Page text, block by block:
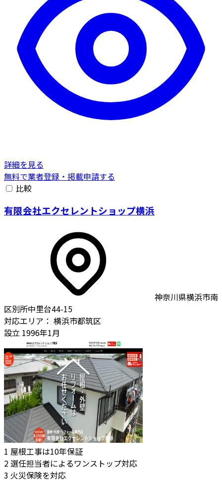
詳細を見る
無料で業者登録・掲載申請する
比較
有限会社エクセレントショップ横浜
神奈川県横浜市南
区別所中里台44-15
対応エリア： 横浜市都筑区
設立 1996年1月
1 屋根工事は10年保証
2 選任担当者によるワンストップ対応
3 火災保険を対応